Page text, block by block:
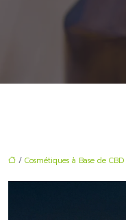
/ Cosmétiques à Base de CBD